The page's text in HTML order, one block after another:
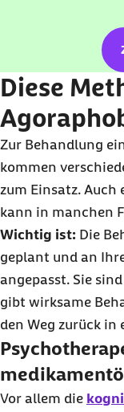
Diese
Zur Behandlung
kommen
zum Einsatz.
kann in manchen
Wichtig ist: Die
geplant und an
angepasst. Sie
gibt wirksame
den Weg zurück in
Vor allem die